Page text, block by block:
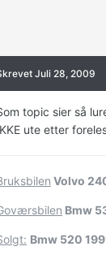
Juli 28, 2009
topic sier så
ute etter
Volvo
Bmw
Bmw 520